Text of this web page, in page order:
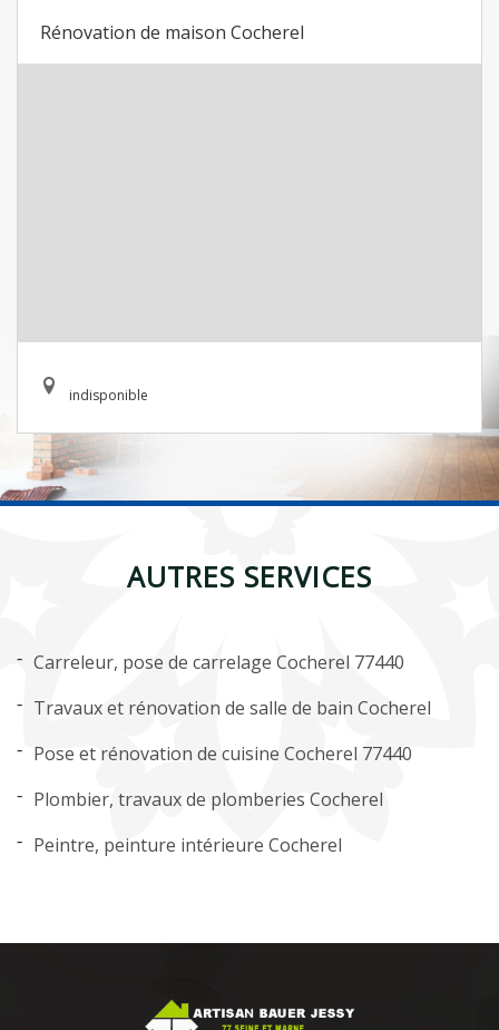
Rénovation de maison Cocherel
indisponible
AUTRES SERVICES
Carreleur, pose de carrelage Cocherel 77440
Travaux et rénovation de salle de bain Cocherel
Pose et rénovation de cuisine Cocherel 77440
Plombier, travaux de plomberies Cocherel
Peintre, peinture intérieure Cocherel